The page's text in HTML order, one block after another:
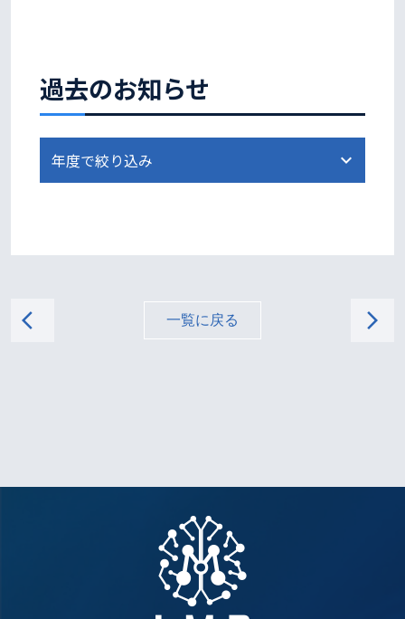
過去のお知らせ
arrow_back_ios 一覧に戻る arrow_forward_ios